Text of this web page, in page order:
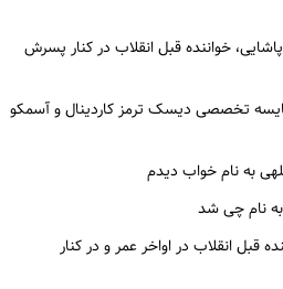
خواننده قبل انقلاب در کنار پسرش
تخصصی دیسک ترمز کاردینال و آسمکو
به نام خواب دیدم
نام چی شد
قبل انقلاب در اواخر عمر و در کنار